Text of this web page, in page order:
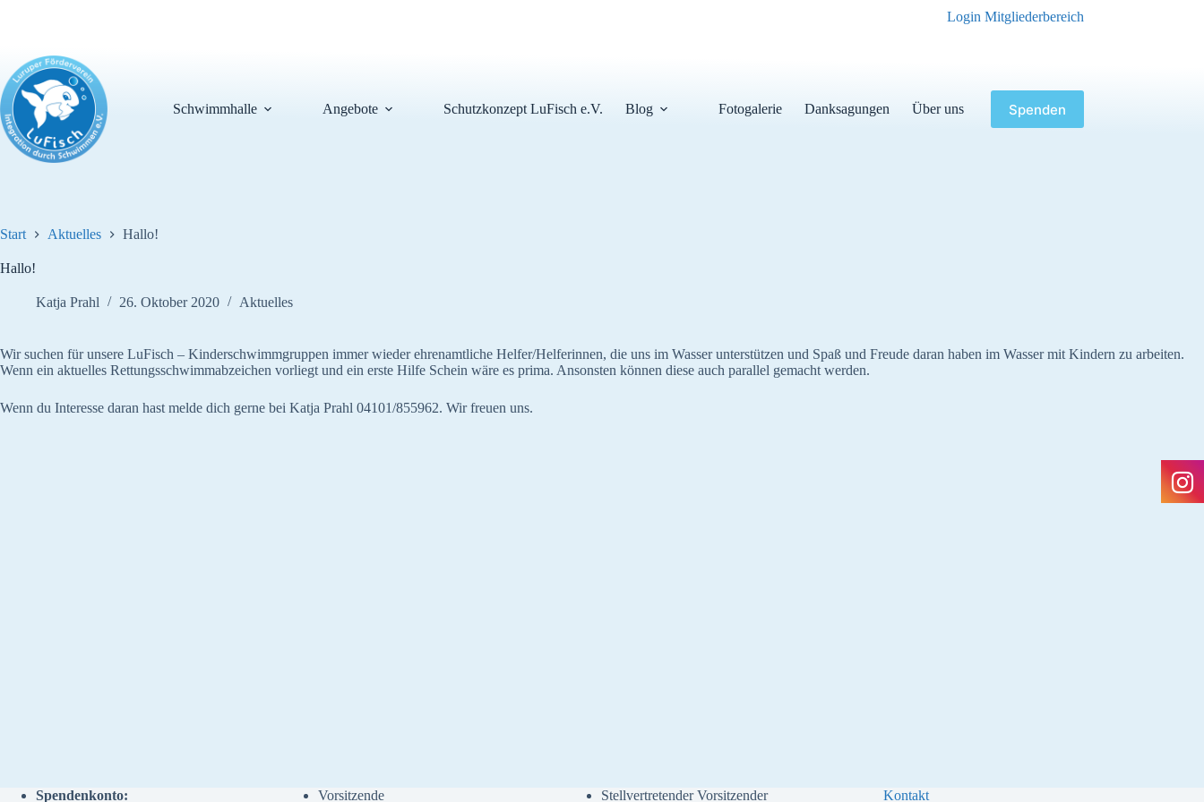
Login Mitgliederbereich
Schwimmhalle Angebote Schutzkonzept LuFisch e.V. Blog Fotogalerie Danksagungen Über uns Spenden
Start Aktuelles Hallo!
Hallo!
Katja Prahl 26. Oktober 2020 Aktuelles
Wir suchen für unsere LuFisch – Kinderschwimmgruppen immer wieder ehrenamtliche Helfer/Helferinnen, die uns im Wasser unterstützen und Spaß und Freude daran haben im Wasser mit Kindern zu arbeiten.
Wenn ein aktuelles Rettungsschwimmabzeichen vorliegt und ein erste Hilfe Schein wäre es prima. Ansonsten können diese auch parallel gemacht werden.
Wenn du Interesse daran hast melde dich gerne bei Katja Prahl 04101/855962. Wir freuen uns.
Spendenkonto: Vorsitzende Stellvertretender Vorsitzender Kontakt